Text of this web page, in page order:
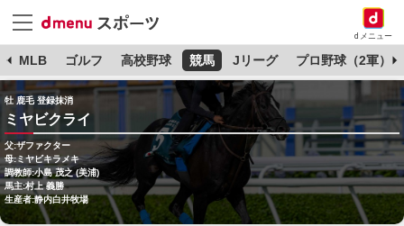
dメニュー
MLB ゴルフ 高校野球 競馬 Jリーグ プロ野球（2軍）
牡 鹿毛 登録抹消
ミヤビクライ
父:ザファクター
母:ミヤビキラメキ
調教師:小島 茂之 (美浦)
馬主:村上 義勝
生産者:静内白井牧場